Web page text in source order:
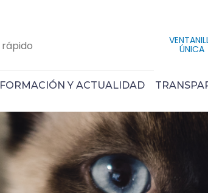
ÚNICA
FORMACIÓN Y ACTUALIDAD